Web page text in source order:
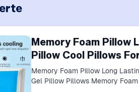
Memory Foam Pillow
Pillow Cool Pillows
Memory Foam Pillow Long
Gel Pillow Pillows Memory Foam